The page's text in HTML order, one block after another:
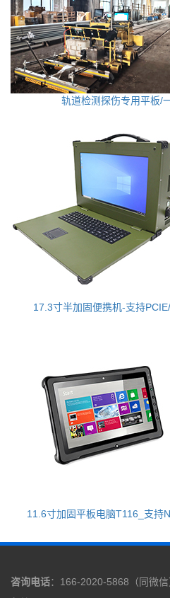
轨道检测探伤专用平板/
17.3寸半加固便携机-支持
11.6寸加固平板电脑T116_支持
咨询电话：166-2020-5868（同微信